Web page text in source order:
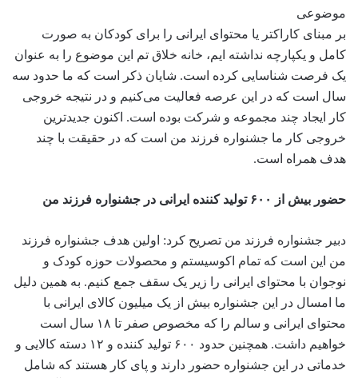
موضوعی
بر مبنای کاراکتر یا محتوای ایرانی را برای کودکان به صورت
کامل و یکپارچه نداشته ایم، خانه خلاق تم این موضوع را به عنوان
یک فرصت شناسایی کرده است‌. شایان ذکر است که‌ ما حدود سه
سال است که در این عرصه فعالیت می‌کنیم و در نتیجه خروجی
کار ایجاد چند مجموعه و شرکت بوده است‌. اکنون جدیدترین
خروجی کار ما جشنواره فرزند من است که در حقیقت با چند
هدف همراه است.
حضور بیش از ۶۰۰ تولید کننده ایرانی در جشنواره فرزند من
دبیر جشنواره فرزند من تصریح کرد: اولین هدف جشنواره فرزند
من این است که تمام اکوسیستم و محصولات حوزه کودک و
نوجوان با محتوای ایرانی را زیر یک سقف جمع کنیم. به همین دلیل
ما امسال در این جشنواره بیش از یک میلیون کالای ایرانی با
محتوای ایرانی و سالم را که مخصوص صفر تا ۱۸ سال است
خواهیم داشت. همچنین حدود ۶۰۰ تولید کننده و ۱۲ دسته کالایی و
خدماتی در این جشنواره حضور دارند و پای کار هستند که شامل